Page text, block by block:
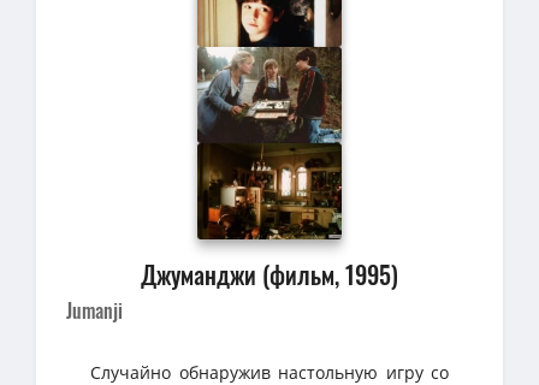
Джуманджи (фильм, 1995)
Jumanji
Случайно обнаружив настольную игру со